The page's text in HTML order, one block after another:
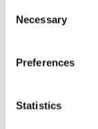
Selection
Necessary
Preferences
Statistics